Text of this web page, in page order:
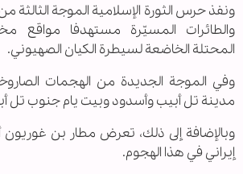
ونفذ حرس الثورة الإسلامية الموجة الثالثة
والطائرات المسيّرة مستهدفا مواقع
المحتلة الخاضعة لسيطرة الكيان الصهيوني.
وفي الموجة الجديدة من الهجمات
مدينة تل أبيب وأسدود وبيت يام جنوب تل
وبالإضافة إلى ذلك، تعرض مطار بن
إيراني في هذا الهجوم.